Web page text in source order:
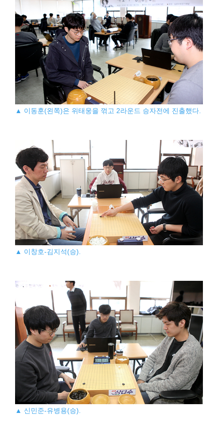
▲ 이동훈(왼쪽)은 위태웅을 꺾고 2라운드 승자전에 진출했다.
▲ 이창호-김지석(승).
▲ 신민준-유병용(승).